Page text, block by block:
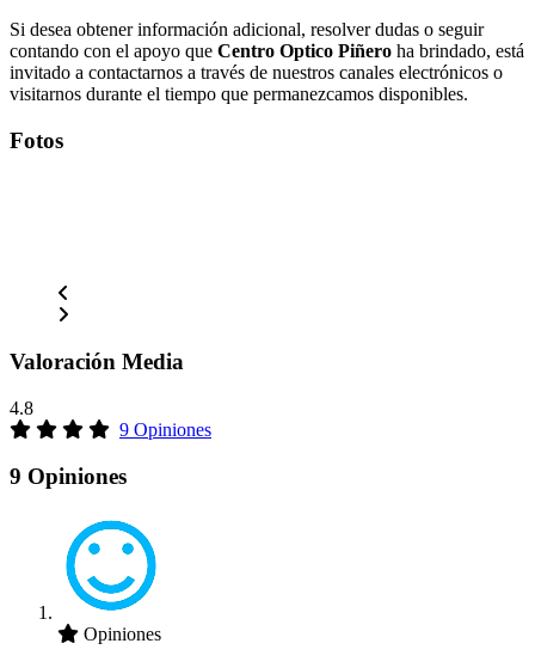
Si desea obtener información adicional, resolver dudas o seguir
contando con el apoyo que Centro Optico Piñero ha brindado, está
invitado a contactarnos a través de nuestros canales electrónicos o
visitarnos durante el tiempo que permanezcamos disponibles.
Fotos
Valoración Media
4.8
9 Opiniones
9 Opiniones
Opiniones